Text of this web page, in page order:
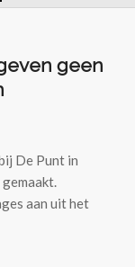
geen
De Punt in
aan uit het